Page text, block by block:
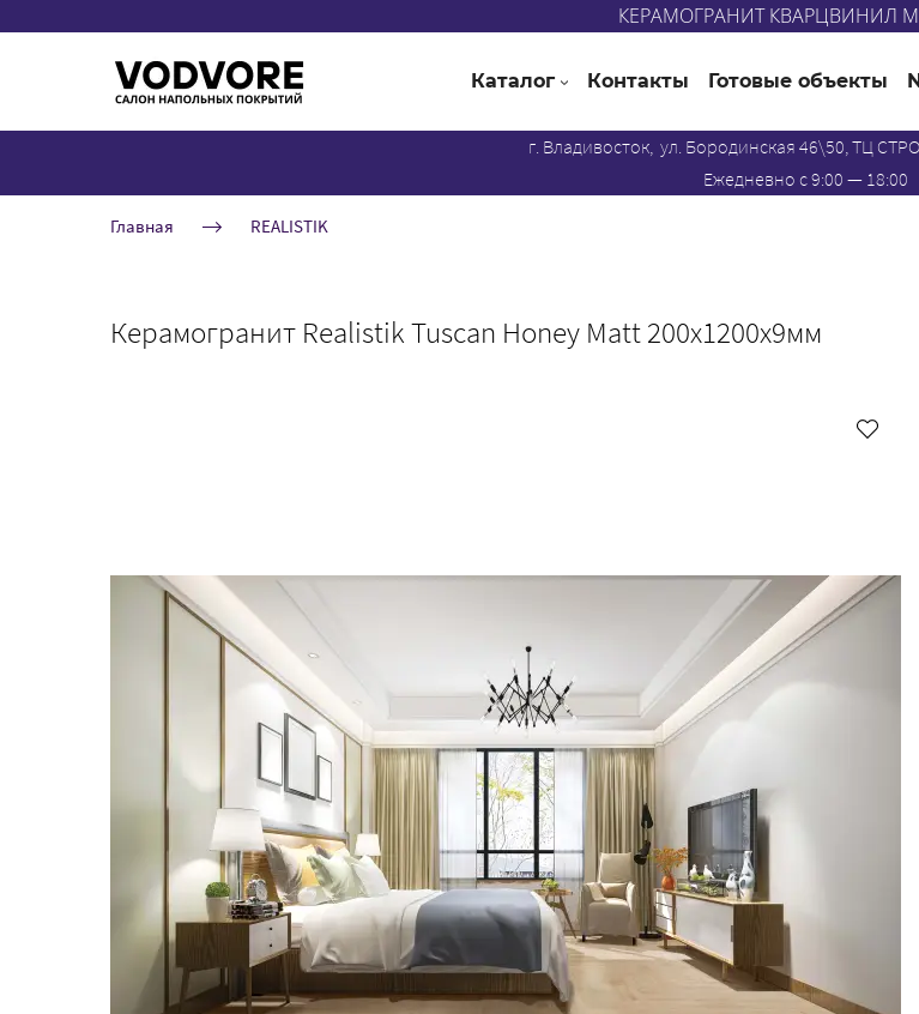
КЕРАМОГРАНИТ КВАРЦВИНИЛ
Каталог Контакты Готовые объекты
г. Владивосток, ул. Бородинская 46\50, ТЦ
Ежедневно с 9:00 — 18:00
Главная REALISTIK
Керамогранит Realistik Tuscan Honey Matt 200x1200х9мм